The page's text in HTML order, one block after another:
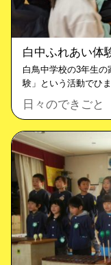
白中ふれあい体
白鳥中学校の3年生
験」という活動でひ
日々のできごと